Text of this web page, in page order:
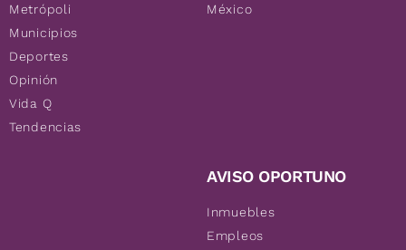
Metrópoli
Municipios
Deportes
Opinión
Vida Q
Tendencias
México
AVISO OPORTUNO
Inmuebles
Empleos